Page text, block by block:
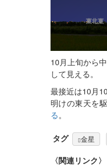
10月上旬から
して見える。
最接近は10月
明けの東天を
る。
タグ 金星
〈関連リンク〉